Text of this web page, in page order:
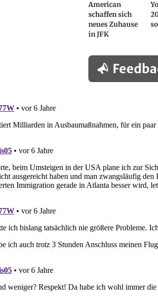
American
schaffen sich
neues Zuhause
in JFK